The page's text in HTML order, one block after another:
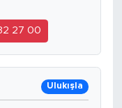
27 00
Ulukışla